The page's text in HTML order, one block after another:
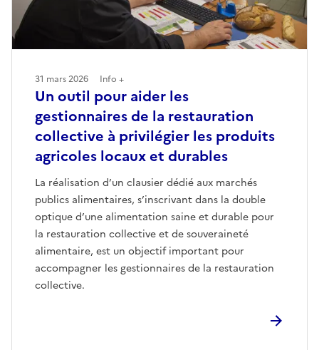
Un outil pour aider les
gestionnaires de la restauration
collective à privilégier les produits
agricoles locaux et durables
La réalisation d’un clausier dédié aux marchés
publics alimentaires, s’inscrivant dans la double
optique d’une alimentation saine et durable pour
la restauration collective et de souveraineté
alimentaire, est un objectif important pour
accompagner les gestionnaires de la restauration
collective.
31 mars 2026 Info +